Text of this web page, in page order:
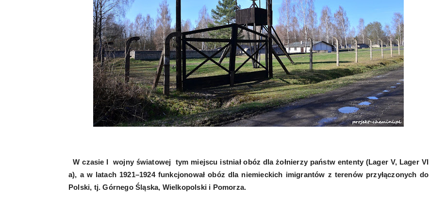
W czasie I wojny światowej tym miejscu istniał obóz dla żołnierzy państw ententy (Lager V, Lager VI
a), a w latach 1921–1924 funkcjonował obóz dla niemieckich imigrantów z terenów przyłączonych do
Polski, tj. Górnego Śląska, Wielkopolski i Pomorza.